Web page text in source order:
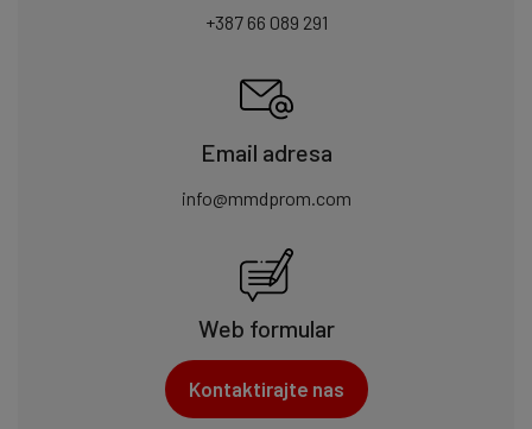
+387 66 089 291
Email adresa
info@mmdprom.com
Web formular
Kontaktirajte nas